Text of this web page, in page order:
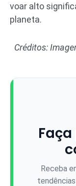
voar alto
planeta.
Créditos:
Receba